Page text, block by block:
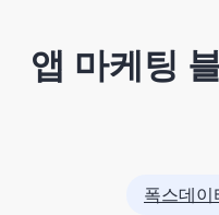
앱 마케팅
폭스데이